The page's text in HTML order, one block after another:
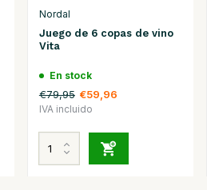
Nordal
Juego de 6 copas de vino
Vita
En stock
€79,95 €59,96
IVA incluido